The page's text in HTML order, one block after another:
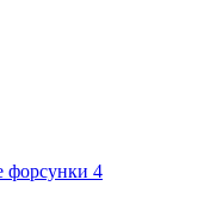
форсунки 4